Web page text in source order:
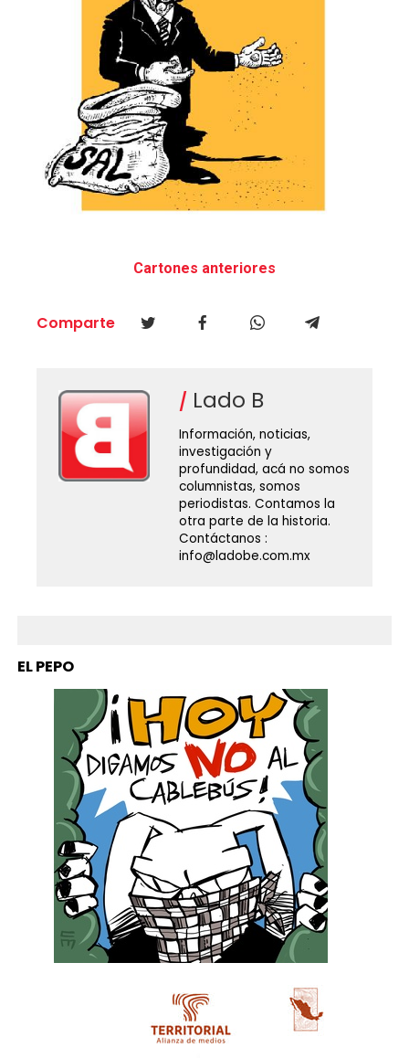
Cartones anteriores
Comparte
Lado B
Información, noticias,
investigación y
profundidad, acá no somos
columnistas, somos
periodistas. Contamos la
otra parte de la historia.
Contáctanos :
info@ladobe.com.mx
EL PEPO